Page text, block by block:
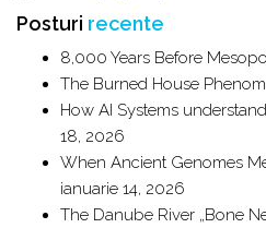
Posturi recente
8,000 Years Before
The Burned House
How AI Systems
18, 2026
When Ancient Genomes
ianuarie 14, 2026
The Danube River „Bone